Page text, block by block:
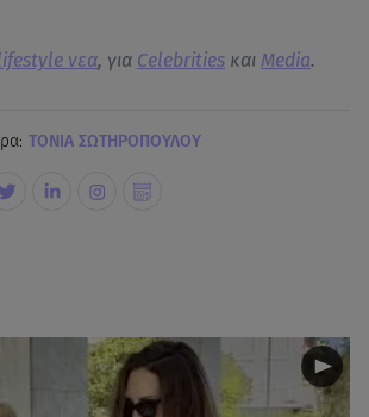
νεα, για Celebrities και Media.
ΤΟΝΙΑ ΣΩΤΗΡΟΠΟΥΛΟΥ